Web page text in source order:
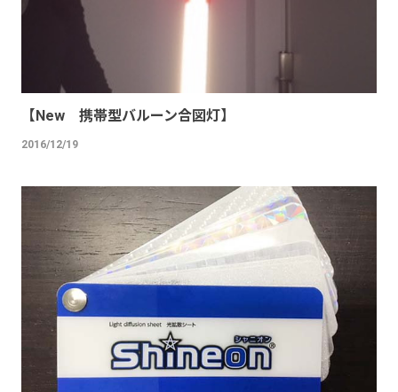
【New 携帯型バルーン合図灯】
2016/12/19